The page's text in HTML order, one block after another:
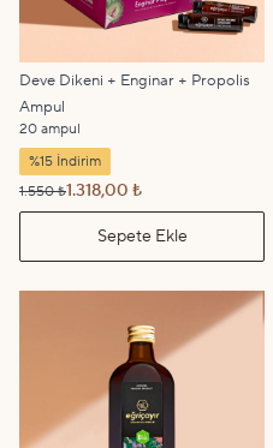
Deve Dikeni + Enginar + Propolis
Ampul
20 ampul
%15 İndirim
1.550 ₺1.318,00 ₺
Sepete Ekle